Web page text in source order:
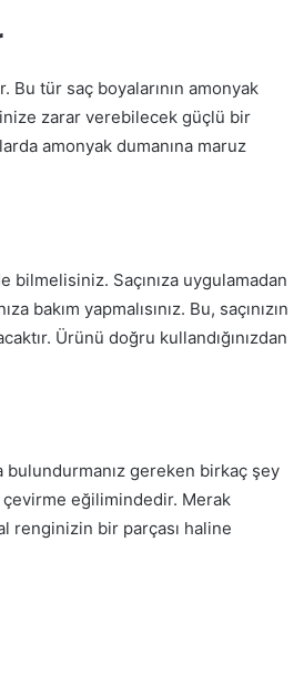
Bu tür saç boyalarının amonyak
zarar verebilecek güçlü bir
amonyak dumanına maruz
bilmelisiniz. Saçınıza uygulamadan
bakım yapmalısınız. Bu, saçınızın
Ürünü doğru kullandığınızdan
bulundurmanız gereken birkaç şey
çevirme eğilimindedir. Merak
renginizin bir parçası haline